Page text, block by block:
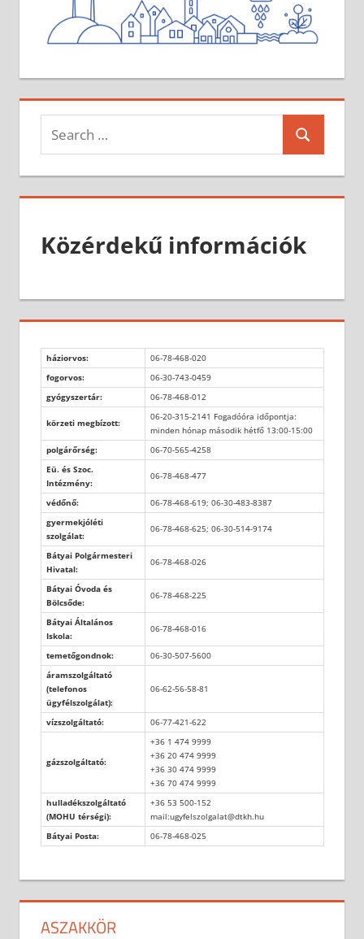
Search
for:
Search
Közérdekű információk
háziorvos:
06-78-468-020
fogorvos:
06-30-743-0459
gyógyszertár:
06-78-468-012
körzeti megbízott:
06-20-315-2141 Fogadóóra időpontja:
minden hónap második hétfő 13:00-15:00
polgárőrség:
06-70-565-4258
Eü. és Szoc.
Intézmény:
06-78-468-477
védőnő:
06-78-468-619; 06-30-483-8387
gyermekjóléti
szolgálat:
06-78-468-625; 06-30-514-9174
Bátyai Polgármesteri
Hivatal:
06-78-468-026
Bátyai Óvoda és
Bölcsőde:
06-78-468-225
Bátyai Általános
Iskola:
06-78-468-016
temetőgondnok:
06-30-507-5600
áramszolgáltató
(telefonos
ügyfélszolgálat):
06-62-56-58-81
vízszolgáltató: 06-77-421-622
gázszolgáltató:
+36 1 474 9999
+36 20 474 9999
+36 30 474 9999
+36 70 474 9999
hulladékszolgáltató
(MOHU térségi):
+36 53 500-152
mail:ugyfelszolgalat@dtkh.hu
Bátyai Posta:
06-78-468-025
ASZAKKÖR